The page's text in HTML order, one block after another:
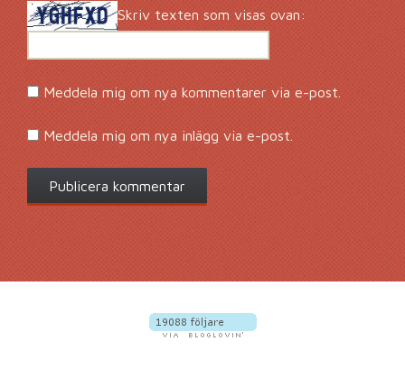
Skriv texten som visas ovan:
Meddela mig om nya kommentarer via e-post.
Meddela mig om nya inlägg via e-post.